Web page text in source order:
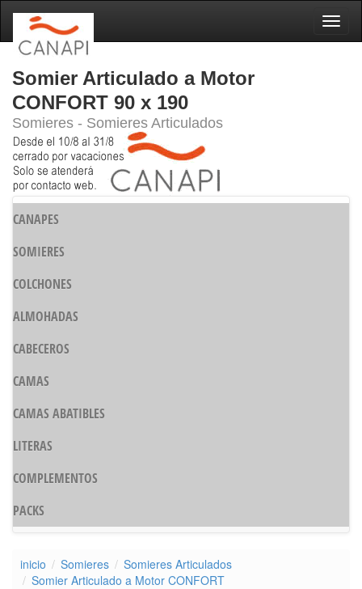
Somier Articulado a Motor
CONFORT 90 x 190
Somieres - Somieres Articulados
CANAPES
SOMIERES
COLCHONES
ALMOHADAS
CABECEROS
CAMAS
CAMAS ABATIBLES
LITERAS
COMPLEMENTOS
PACKS
inicio Somieres
Somieres Articulados
Somier Articulado a Motor CONFORT